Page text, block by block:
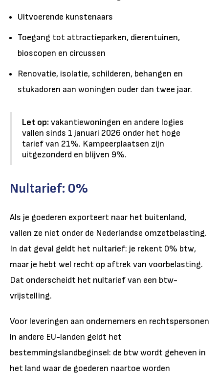
Uitvoerende kunstenaars
Toegang tot attractieparken, dierentuinen,
bioscopen en circussen
Renovatie, isolatie, schilderen, behangen en
stukadoren aan woningen ouder dan twee jaar.
Let op:vakantiewoningen en andere logies
vallen sinds 1 januari 2026 onder het hoge
tarief van 21%. Kampeerplaatsen zijn
uitgezonderd en blijven 9%.
Nultarief: 0%
Als je goederen exporteert naar het buitenland,
vallen ze niet onder de Nederlandse omzetbelasting.
In dat geval geldt het nultarief: je rekent 0% btw,
maar je hebt wel recht op aftrek van voorbelasting.
Dat onderscheidt het nultarief van een btw-
vrijstelling.
Voor leveringen aan ondernemers en rechtspersonen
in andere EU-landen geldt het
bestemmingslandbeginsel: de btw wordt geheven in
het land waar de goederen naartoe worden